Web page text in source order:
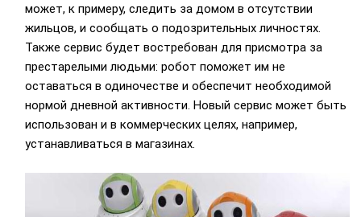
может, к примеру, следить за домом в отсутствии
жильцов, и сообщать о подозрительных личностях.
Также сервис будет востребован для присмотра за
престарелыми людьми: робот поможет им не
оставаться в одиночестве и обеспечит необходимой
нормой дневной активности. Новый сервис может быть
использован и в коммерческих целях, например,
устанавливаться в магазинах.